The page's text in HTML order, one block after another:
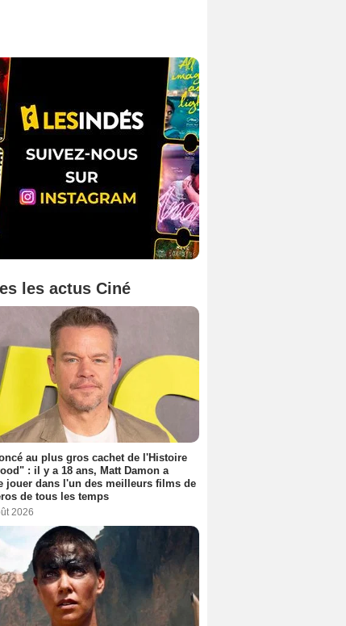
les actus Ciné
au plus gros cachet de l'Histoire
: il y a 18 ans, Matt Damon a
jouer dans l'un des meilleurs films de
de tous les temps
2026